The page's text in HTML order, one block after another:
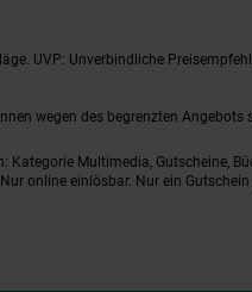
UVP: Unverbindliche
wegen des begrenzten Angebots
Multimedia, Gutscheine,
online einlösbar. Nur ein